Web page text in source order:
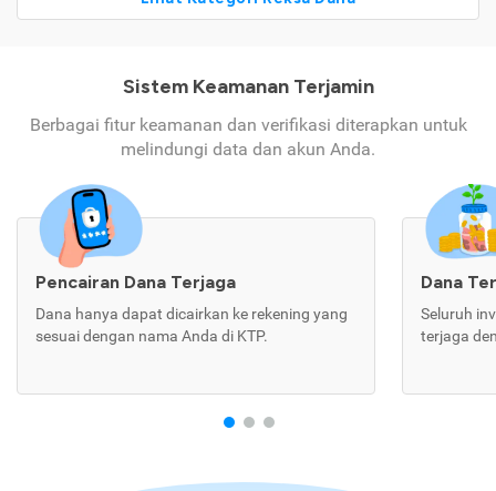
Sistem Keamanan Terjamin
Berbagai fitur keamanan dan verifikasi diterapkan untuk
melindungi data dan akun Anda.
Pencairan Dana Terjaga
Dana hanya dapat dicairkan ke rekening yang
sesuai dengan nama Anda di KTP.
Dana
Seluruh
terjaga